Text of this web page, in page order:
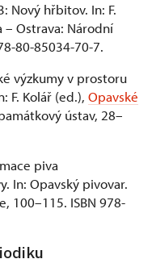
Nový hřbitov. In: F.
– Ostrava: Národní
80-85034-70-7.
výzkumy v prostoru
F. Kolář (ed.), Opavské
ústav, 28–
piva
In: Opavský pivovar.
100–115. ISBN 978-